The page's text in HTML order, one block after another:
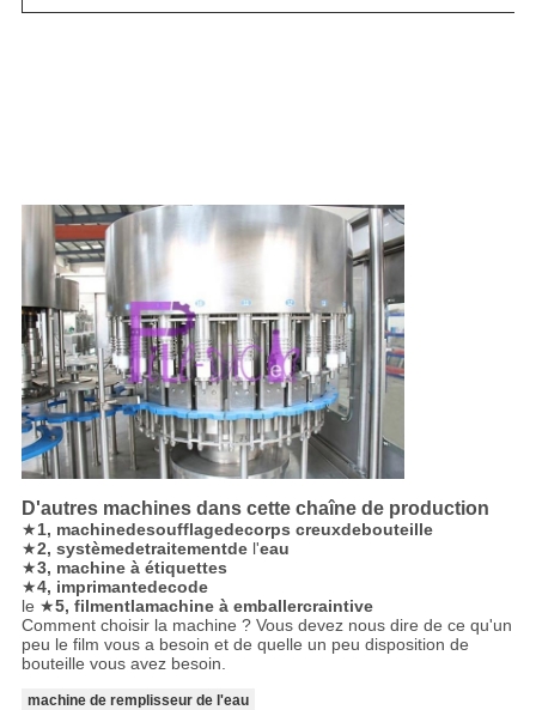
D'autres machines dans cette chaîne de production
★1, machinedesoufflagedecorps creuxdebouteille
★2, systèmedetraitementdel'eau
★3, machine à étiquettes
★4, imprimantedecode
le ★5, filmentlamachine à emballercraintive
Comment choisir la machine ? Vous devez nous dire de ce qu'un
peu le film vous a besoin et de quelle un peu disposition de
bouteille vous avez besoin.
machine de remplisseur de l'eau